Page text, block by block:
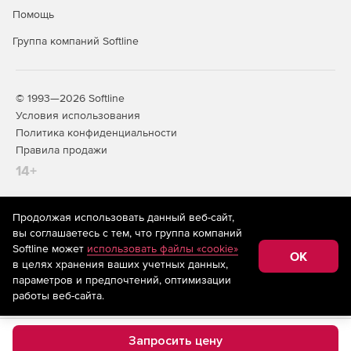
цикл обслуживания клиентов.
предприятиям быстро адаптироваться к изменению
потребностей рынка и стимулировать быстрый
рост бизнеса.
чтобы персонализировать взаимодействие с
клиентами и повысить результативность продавцов.
Запросить цену
Помощь
Группа компаний Softline
© 1993—2026 Softline
Условия использования
Политика конфиденциальности
Правила продажи
14+
На информационном ресурсе store.softline.ru применяются
рекомендательные технологии(информационные технологии
предоставления информации на основе сбора,
систематизации и анализа сведений, относящихся к
предпочтениям пользователей сети «Интернет»,
находящихся на территории Российской Федерации)
Продолжая использовать данный веб-сайт,
вы соглашаетесь с тем, что группа компаний
Softline может использовать файлы «cookie»
в целях хранения ваших учетных данных,
параметров и предпочтений, оптимизации
работы веб-сайта.
OK